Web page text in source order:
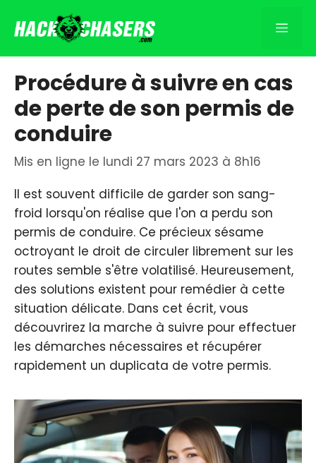
au
Procédure à suivre en cas
de perte de son permis de
conduire
Mis en ligne le lundi 27 mars 2023 à 8h16
Il est souvent difficile de garder son sang-
froid lorsqu'on réalise que l'on a perdu son
permis de conduire. Ce précieux sésame
octroyant le droit de circuler librement sur les
routes semble s'être volatilisé. Heureusement,
des solutions existent pour remédier à cette
situation délicate. Dans cet écrit, vous
découvrirez la marche à suivre pour effectuer
les démarches nécessaires et récupérer
rapidement un duplicata de votre permis.